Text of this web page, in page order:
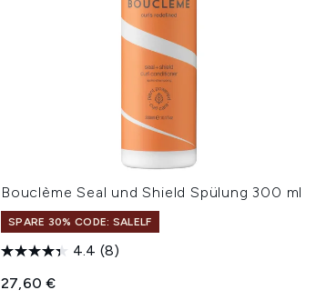
Bouclème Seal und Shield Spülung 300 ml
SPARE 30% CODE: SALELF
4.4 (8)
27,60 €